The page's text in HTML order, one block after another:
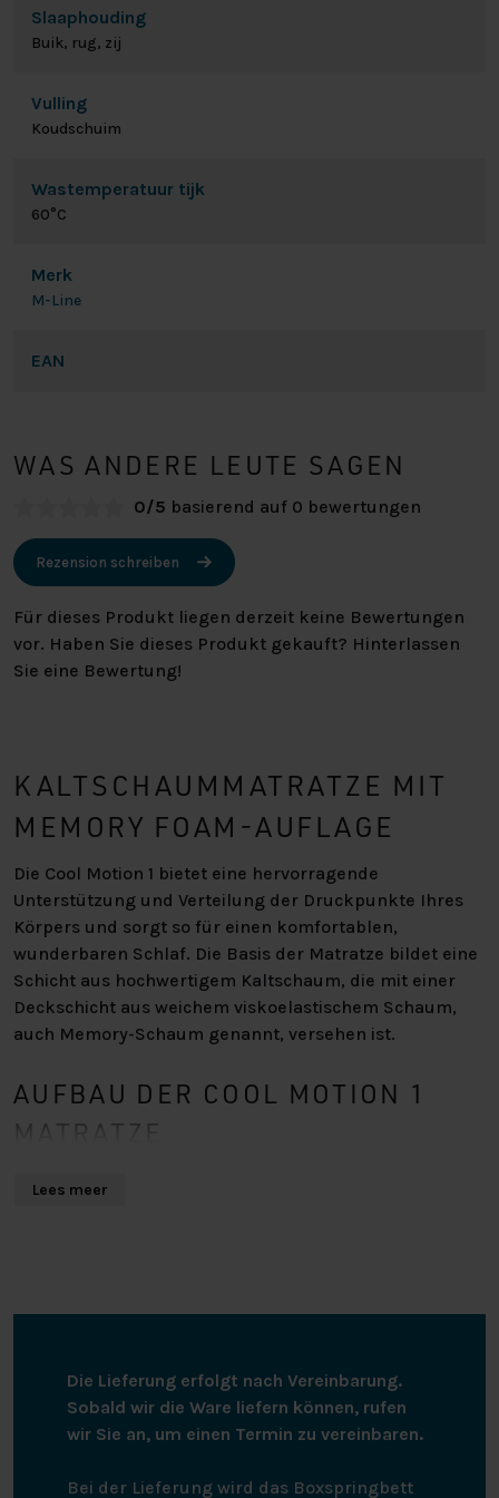
Slaaphouding
Buik, rug, zij
Vulling
Koudschuim
Wastemperatuur tijk
60°C
Merk
M-Line
EAN
WAS ANDERE LEUTE SAGEN
0/5 basierend auf 0 bewertungen
Rezension schreiben
Für dieses Produkt liegen derzeit keine Bewertungen
vor. Haben Sie dieses Produkt gekauft? Hinterlassen
Sie eine Bewertung!
KALTSCHAUMMATRATZE MIT
MEMORY FOAM-AUFLAGE
Die Cool Motion 1 bietet eine hervorragende
Unterstützung und Verteilung der Druckpunkte Ihres
Körpers und sorgt so für einen komfortablen,
wunderbaren Schlaf. Die Basis der Matratze bildet eine
Schicht aus hochwertigem Kaltschaum, die mit einer
Deckschicht aus weichem viskoelastischem Schaum,
auch Memory-Schaum genannt, versehen ist.
AUFBAU DER COOL MOTION 1
MATRATZE
luftdurchlässige Antirutschschicht.
Ihr ganzer Körper an den richtigen Stellen
unterstützt wird. Kaltschaum wird auch als High
Resilience-Schaum bezeichnet, da er eine gute
Lees meer
Die Lieferung erfolgt nach Vereinbarung.
Sobald wir die Ware liefern können, rufen
wir Sie an, um einen Termin zu vereinbaren.
Bei der Lieferung wird das Boxspringbett